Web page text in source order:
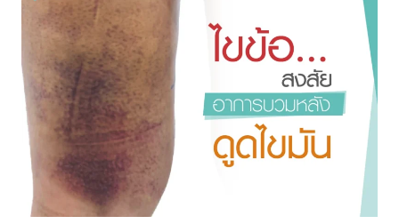
ตัว
ช่วย
คืน
ความ
มั่นใจ
ให้
รูป
ร่าง
สวย
ได้
สัดส่วน